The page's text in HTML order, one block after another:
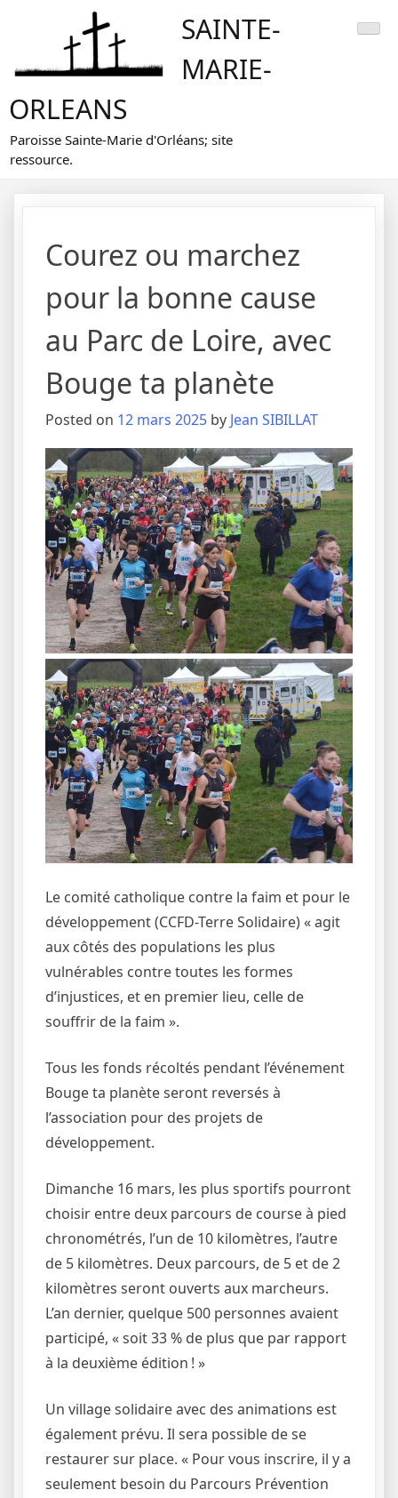
SAINTE-
MARIE-
ORLEANS
Paroisse Sainte-Marie d'Orléans; site
ressource.
Courez ou marchez
pour la bonne cause
au Parc de Loire, avec
Bouge ta planète
Posted on 12 mars 2025 by Jean SIBILLAT
Le comité catholique contre la faim et pour le
développement (CCFD-Terre Solidaire) « agit
aux côtés des populations les plus
vulnérables contre toutes les formes
d’injustices, et en premier lieu, celle de
souffrir de la faim ».
Tous les fonds récoltés pendant l’événement
Bouge ta planète seront reversés à
l’association pour des projets de
développement.
Dimanche 16 mars, les plus sportifs pourront
choisir entre deux parcours de course à pied
chronométrés, l’un de 10 kilomètres, l’autre
de 5 kilomètres. Deux parcours, de 5 et de 2
kilomètres seront ouverts aux marcheurs.
L’an dernier, quelque 500 personnes avaient
participé, « soit 33 % de plus que par rapport
à la deuxième édition ! »
Un village solidaire avec des animations est
également prévu. Il sera possible de se
restaurer sur place. « Pour vous inscrire, il y a
seulement besoin du Parcours Prévention